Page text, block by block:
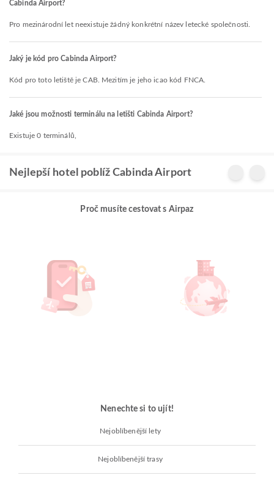
Cabinda Airport?
Pro mezinárodní let neexistuje žádný konkrétní název letecké společnosti.
Jaký je kód pro Cabinda Airport?
Kód pro toto letiště je CAB. Mezitím je jeho icao kód FNCA.
Jaké jsou možnosti terminálu na letišti Cabinda Airport?
Existuje 0 terminálů,
Nejlepší hotel poblíž Cabinda Airport
Proč musíte cestovat s Airpaz
Nenechte si to ujít!
Nejoblíbenější lety
Nejoblíbenější trasy